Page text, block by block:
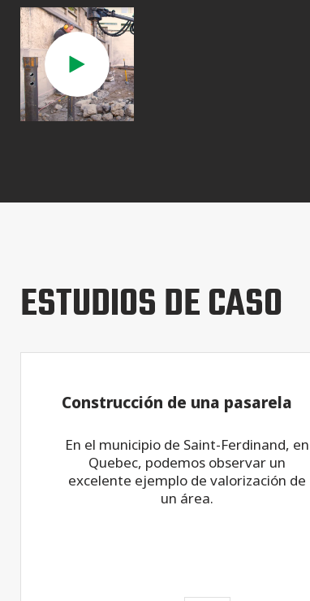
ESTUDIOS DE CASO
Construcción de una pasarela
En el municipio de Saint-Ferdinand, en
Quebec, podemos observar un
excelente ejemplo de valorización de
un área.